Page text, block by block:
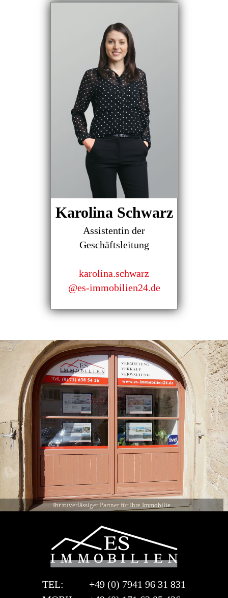
Karolina Schwarz
Assistentin der
Geschäftsleitung
karolina.schwarz
@es-immobilien24.de
Ihr zuverlässiger Partner für Ihre Immobilie
TEL:
+49 (0) 7941 96 31 831